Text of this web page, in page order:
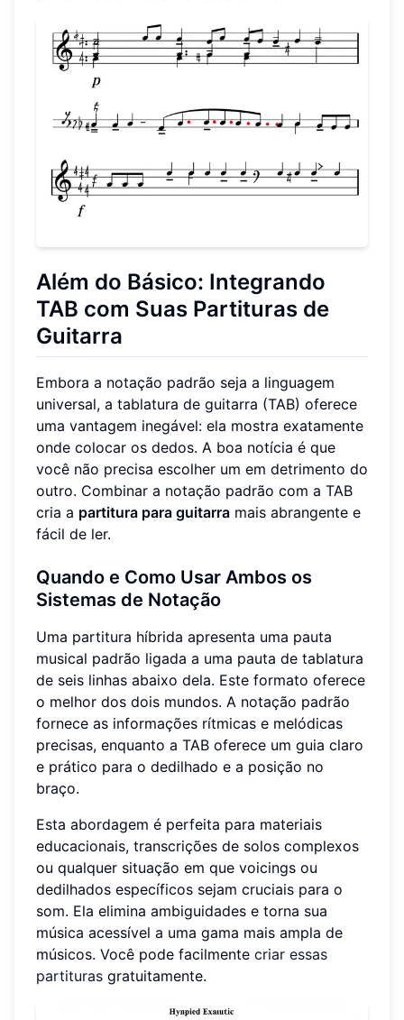
Além do Básico: Integrando
TAB com Suas Partituras de
Guitarra
Embora a notação padrão seja a linguagem
universal, a tablatura de guitarra (TAB) oferece
uma vantagem inegável: ela mostra exatamente
onde colocar os dedos. A boa notícia é que
você não precisa escolher um em detrimento do
outro. Combinar a notação padrão com a TAB
cria a partitura para guitarra mais abrangente e
fácil de ler.
Quando e Como Usar Ambos os
Sistemas de Notação
Uma partitura híbrida apresenta uma pauta
musical padrão ligada a uma pauta de tablatura
de seis linhas abaixo dela. Este formato oferece
o melhor dos dois mundos. A notação padrão
fornece as informações rítmicas e melódicas
precisas, enquanto a TAB oferece um guia claro
e prático para o dedilhado e a posição no
braço.
Esta abordagem é perfeita para materiais
educacionais, transcrições de solos complexos
ou qualquer situação em que voicings ou
dedilhados específicos sejam cruciais para o
som. Ela elimina ambiguidades e torna sua
música acessível a uma gama mais ampla de
músicos. Você pode facilmente criar essas
partituras gratuitamente.